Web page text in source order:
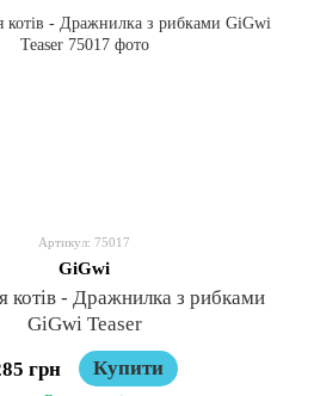
Артикул: 75017
GiGwi
котів - Дражнилка з рибками
GiGwi Teaser
грн
Купити